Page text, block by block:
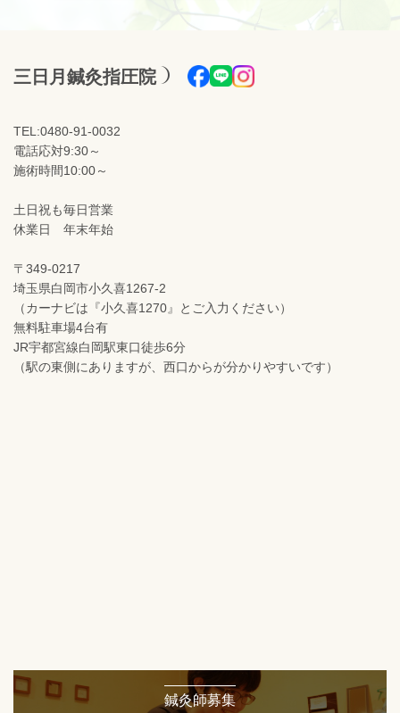
三日月鍼灸指圧院
TEL:0480-91-0032
電話応対9:30～
施術時間10:00～
土日祝も毎日営業
休業日 年末年始
〒349-0217
埼玉県白岡市小久喜1267-2
（カーナビは『小久喜1270』とご入力ください）
無料駐車場4台有
JR宇都宮線白岡駅東口徒歩6分
（駅の東側にありますが、西口からが分かりやすいです）
鍼灸師募集